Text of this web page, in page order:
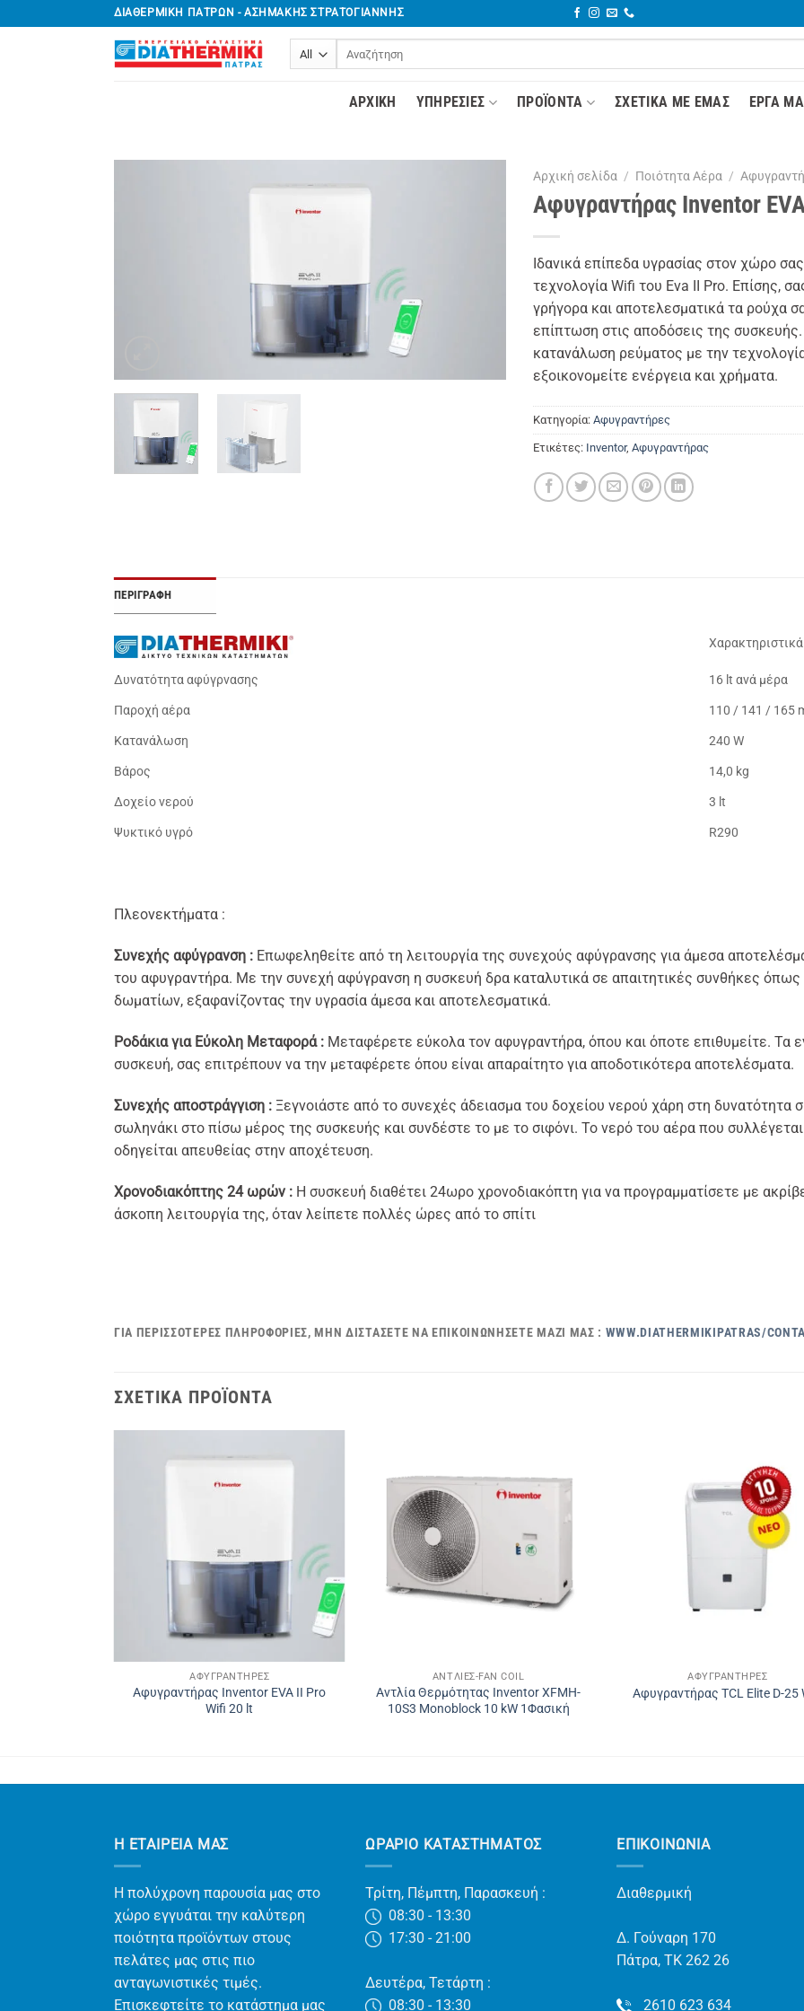
στο
ΔΙΑΘΕΡΜΙΚΗ ΠΑΤΡΩΝ - ΑΣΗΜΑΚΗΣ ΣΤΡΑΤΟΓΙΑΝΝΗΣ
Αναζήτηση
για:
ΑΡΧΙΚΉ YΠΗΡΕΣΊΕΣ ΠΡΟΪΌΝΤΑ ΣΧΕΤΙΚΆ ΜΕ ΕΜΆΣ ΈΡΓΑ
Αρχική σελίδα / Ποιότητα Αέρα /
Αφυγραντήρας Inventor
Ιδανικά επίπεδα υγρασίας στον χώρο
τεχνολογία Wifi του Eva II Pro. Επίσης,
γρήγορα και αποτελεσματικά τα ρούχα
επίπτωση στις αποδόσεις της
κατανάλωση ρεύματος με την
εξοικονομείτε ενέργεια και χρήματα.
Κατηγορία: Αφυγραντήρες
Ετικέτες: Inventor, Αφυγραντήρας
ΠΕΡΙΓΡΑΦΉ
Χαρακτηριστικά
Δυνατότητα αφύγρνασης
16 lt ανά μέρα
Παροχή αέρα
110 / 141 / 165
Κατανάλωση
240 W
Βάρος
14,0 kg
Δοχείο νερού
3 lt
Ψυκτικό υγρό
R290
Πλεονεκτήματα :
Συνεχής αφύγρανση : Επωφεληθείτε από τη λειτουργία της συνεχούς αφύγρανσης για άμεσα
του αφυγραντήρα. Με την συνεχή αφύγρανση η συσκευή δρα καταλυτικά σε απαιτητικές συνθήκες
δωματίων, εξαφανίζοντας την υγρασία άμεσα και αποτελεσματικά.
Ροδάκια για Εύκολη Μεταφορά : Μεταφέρετε εύκολα τον αφυγραντήρα, όπου και όποτε επιθυμείτε. Τα
συσκευή, σας επιτρέπουν να την μεταφέρετε όπου είναι απαραίτητο για αποδοτικότερα αποτελέσματα.
Συνεχής αποστράγγιση : Ξεγνοιάστε από το συνεχές άδειασμα του δοχείου νερού χάρη στη δυνατότητα
σωληνάκι στο πίσω μέρος της συσκευής και συνδέστε το με το σιφόνι. Το νερό του αέρα που
οδηγείται απευθείας στην αποχέτευση.
Χρονοδιακόπτης 24 ωρών : Η συσκευή διαθέτει 24ωρο χρονοδιακόπτη για να προγραμματίσετε με
άσκοπη λειτουργία της, όταν λείπετε πολλές ώρες από το σπίτι
ΓΙΑ ΠΕΡΙΣΣΌΤΕΡΕΣ ΠΛΗΡΟΦΟΡΊΕΣ, ΜΗΝ ΔΙΣΤΆΣΕΤΕ ΝΑ ΕΠΙΚΟΙΝΩΝΉΣΕΤΕ ΜΑΖΊ ΜΑΣ : WWW.DIATHERMIKIPATRAS/
ΣΧΕΤΙΚΆ ΠΡΟΪΌΝΤΑ
ΑΦΥΓΡΑΝΤΉΡΕΣ
Αφυγραντήρας Inventor EVA II Pro
Wifi 20 lt
ΑΝΤΛΊΕΣ-FAN COIL
Αντλία Θερμότητας Inventor XFMH-
10S3 Monoblock 10 kW 1Φασική
ΑΦΥΓΡΑΝΤΉΡΕΣ
Αφυγραντήρας TCL Elite D-25
Η ΕΤΑΙΡΕΊΑ ΜΑΣ
Η πολύχρονη παρουσία μας στο
χώρο εγγυάται την καλύτερη
ποιότητα προϊόντων στους
πελάτες μας στις πιο
ανταγωνιστικές τιμές.
Επισκεφτείτε το κατάστημα μας
ΩΡΑΡΙΟ ΚΑΤΑΣΤΗΜΑΤΟΣ
Τρίτη, Πέμπτη, Παρασκευή :
08:30 - 13:30
17:30 - 21:00
Δευτέρα, Τετάρτη :
08:30 - 13:30
ΕΠΙΚΟΙΝΩΝΊΑ
Διαθερμική
Δ. Γούναρη 170
Πάτρα, TK 262 26
2610 623 634